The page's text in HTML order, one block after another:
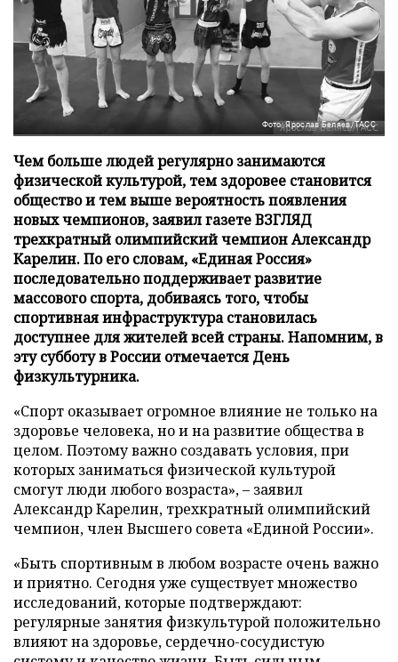
Фото: Ярослав Беляев/ТАСС
Чем больше людей регулярно занимаются
физической культурой, тем здоровее становится
общество и тем выше вероятность появления
новых чемпионов, заявил газете ВЗГЛЯД
трехкратный олимпийский чемпион Александр
Карелин. По его словам, «Единая Россия»
последовательно поддерживает развитие
массового спорта, добиваясь того, чтобы
спортивная инфраструктура становилась
доступнее для жителей всей страны. Напомним, в
эту субботу в России отмечается День
физкультурника.
«Спорт оказывает огромное влияние не только на
здоровье человека, но и на развитие общества в
целом. Поэтому важно создавать условия, при
которых заниматься физической культурой
смогут люди любого возраста», – заявил
Александр Карелин, трехкратный олимпийский
чемпион, член Высшего совета «Единой России».
«Быть спортивным в любом возрасте очень важно
и приятно. Сегодня уже существует множество
исследований, которые подтверждают:
регулярные занятия физкультурой положительно
влияют на здоровье, сердечно-сосудистую